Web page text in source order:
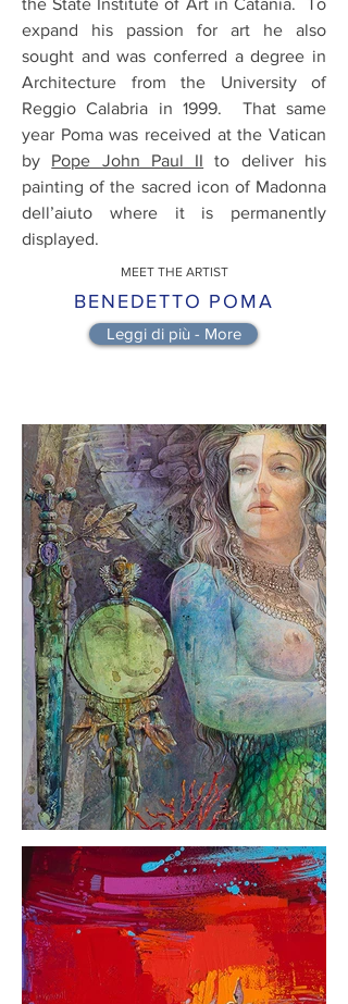
the State Institute of Art in Catania. To
expand his passion for art he also
sought and was conferred a degree in
Architecture from the University of
Reggio Calabria in 1999. That same
year Poma was received at the Vatican
by Pope John Paul II to deliver his
painting of the sacred icon of Madonna
dell’aiuto where it is permanently
displayed.
MEET THE ARTIST
BENEDETTO POMA
Leggi di più - More